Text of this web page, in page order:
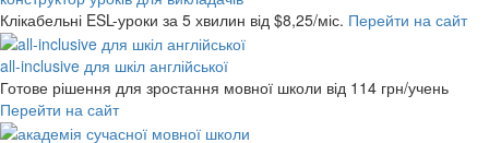
Клікабельні ESL-уроки за 5 хвилин від $8,25/міс. Перейти на сайт
all-inclusive для шкіл англійської
Готове рішення для зростання мовної школи від 114 грн/учень
Перейти на сайт